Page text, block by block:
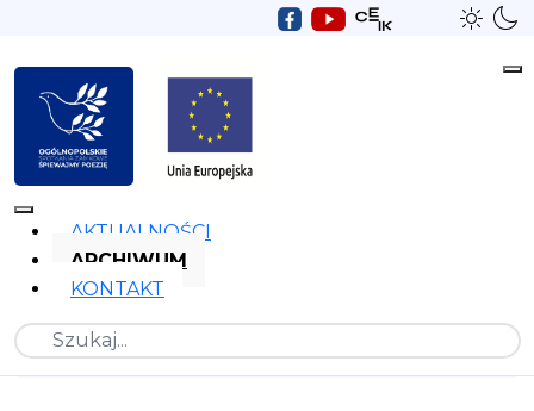
AKTUALNOŚCI
ARCHIWUM
KONTAKT
Szukaj